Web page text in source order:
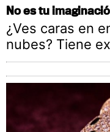
No es tu
¿Ves caras en
nubes? Tiene